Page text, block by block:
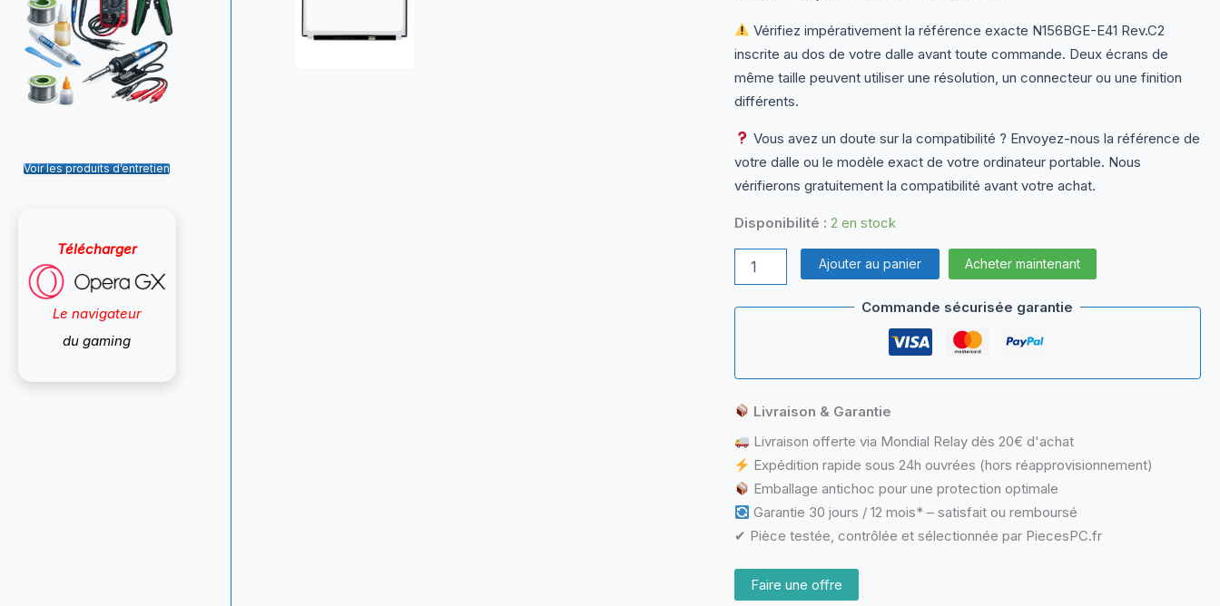
Voir les produits d’entretien
Télécharger
Le navigateur
du gaming
Vérifiez impérativement la référence exacte N156BGE-E41 Rev.C2
inscrite au dos de votre dalle avant toute commande. Deux écrans de
même taille peuvent utiliser une résolution, un connecteur ou une finition
différents.
Vous avez un doute sur la compatibilité ? Envoyez-nous la référence de
votre dalle ou le modèle exact de votre ordinateur portable. Nous
vérifierons gratuitement la compatibilité avant votre achat.
Disponibilité : 2 en stock
E41
PC
Portable
15,6"
HD
LCD
LED
Slim
30
Pins
Ajouter au panier Acheter maintenant
Commande sécurisée garantie
Livraison & Garantie
Livraison offerte via Mondial Relay dès 20€ d'achat
Expédition rapide sous 24h ouvrées (hors réapprovisionnement)
Emballage antichoc pour une protection optimale
Garantie 30 jours / 12 mois* – satisfait ou remboursé
✔ Pièce testée, contrôlée et sélectionnée par PiecesPC.fr
Faire une offre